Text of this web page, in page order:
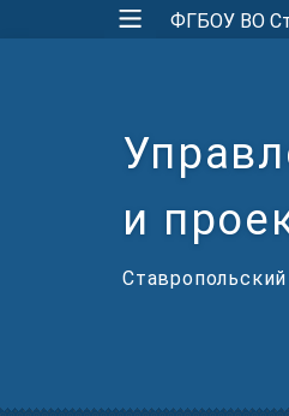
ФГБОУ ВО
и